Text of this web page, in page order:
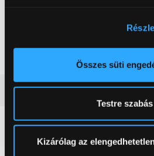
elhelyezkedéséről pár
Az Ön készülékén
módjairól és adja meg
pontban. Bármikor módosíthatja
Sütinyilatkozathoz való
Összes süti
Testre szabás
Kizárólag az
Vásárlói vélemények(0)
0